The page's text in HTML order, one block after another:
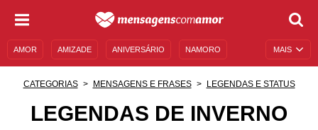
MAIS
AMOR AMIZADE ANIVERSÁRIO NAMORO
CATEGORIAS MENSAGENS E FRASES LEGENDAS E STATUS
LEGENDAS DE INVERNO